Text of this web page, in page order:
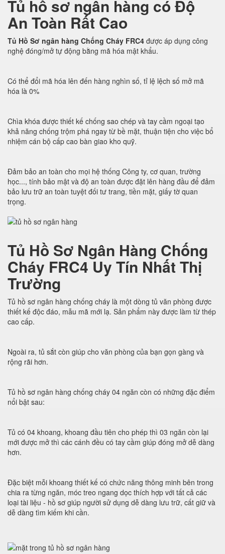
Tủ hồ sơ ngân hàng có Độ
An Toàn Rất Cao
Tủ Hồ Sơ ngân hàng Chống Cháy FRC4 được áp dụng công
nghệ đóng/mở tự động bằng mã hóa mật khẩu.
Có thể đổi mã hóa lên đến hàng nghìn số, tỉ lệ lệch số mở mã
hóa là 0%
Chìa khóa được thiết kế chống sao chép và tay cầm ngoại tạo
khả năng chống trộm phá ngay từ bề mặt, thuận tiện cho việc bổ
nhiệm cán bộ cấp cao bàn giao kho quỹ.
Đảm bảo an toàn cho mọi hệ thống Công ty, cơ quan, trường
học..., tính bảo mật và độ an toàn được đặt lên hàng đầu để đảm
bảo lưu trữ an toàn tuyệt đối tư trang, tiền mặt, giấy tờ quan
trọng.
Tủ Hồ Sơ Ngân Hàng Chống
Cháy FRC4 Uy Tín Nhất Thị
Trường
Tủ hồ sơ ngân hàng chống cháy là một dòng tủ văn phòng được
thiết kế độc đáo, mẫu mã mới lạ. Sản phẩm này được làm từ thép
cao cấp.
Ngoài ra, tủ sắt còn giúp cho văn phòng của bạn gọn gàng và
rộng rãi hơn.
Tủ hồ sơ ngân hàng chống cháy 04 ngăn còn có những đặc điểm
nổi bật sau:
Tủ có 04 khoang, khoang đầu tiên cho phép thì 03 ngăn còn lại
mới được mở thì các cánh đều có tay cầm giúp đóng mở dễ dàng
hơn.
Đặc biệt mỗi khoang thiết kế có chức năng thông minh bên trong
chia ra từng ngăn, móc treo ngang dọc thích hợp với tất cả các
loại tài liệu - hồ sơ giúp người sử dụng dễ dàng lưu trữ, cất giữ và
dễ dàng tìm kiếm khi cần.